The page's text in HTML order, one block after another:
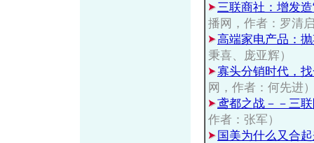
三联商社：增发
播网，作者：罗清
高端家电产品：
秉喜、庞亚辉）
寡头分销时代，
网，作者：何先进
鸢都之战－－三
作者：张军）
国美为什么又合